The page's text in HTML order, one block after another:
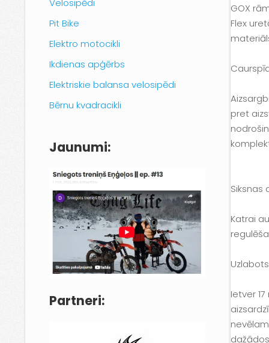
Velosipēdi
Pit Bike
Elektro motocikli
Ikdienas apģērbs
Elektriskie balansa velosipēdi
Bērnu kvadracikli
Jaunumi:
Partneri:
GOX
Flex
pret
Siksnas
Katrai
Ietver